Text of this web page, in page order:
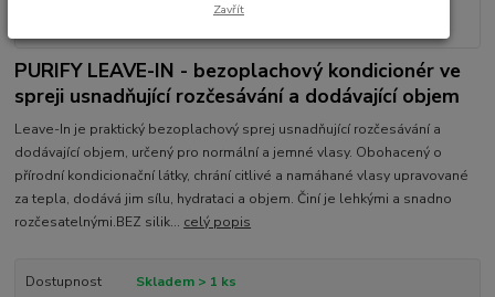
PURIFY LEAVE-IN - bezoplachový kondicionér ve
spreji usnadňující rozčesávání a dodávající objem
Leave-In je praktický bezoplachový sprej usnadňující rozčesávání a
dodávající objem, určený pro normální a jemné vlasy. Obohacený o
přírodní kondicionační látky, chrání citlivé a namáhané vlasy upravované
za tepla, dodává jim sílu, hydrataci a objem. Činí je lehkými a snadno
rozčesatelnými.BEZ silik... celý popis
Dostupnost Skladem > 1 ks
Zavřít